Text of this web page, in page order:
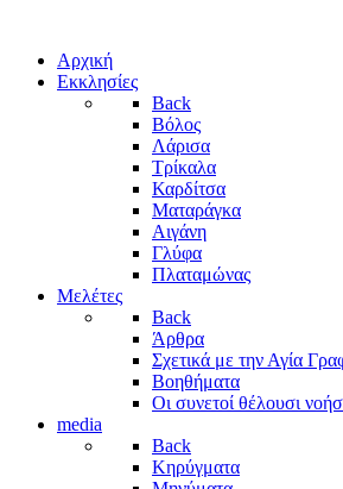
Αρχική
Εκκλησίες
Back
Βόλος
Λάρισα
Τρίκαλα
Καρδίτσα
Ματαράγκα
Αιγάνη
Γλύφα
Πλαταμώνας
Μελέτες
Back
Άρθρα
Σχετικά με την Αγία
Βοηθήματα
Οι συνετοί θέλουσι
media
Back
Κηρύγματα